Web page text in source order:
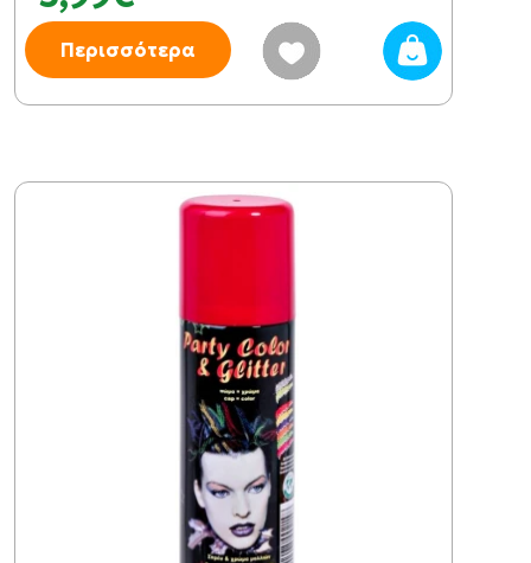
Περισσότερα